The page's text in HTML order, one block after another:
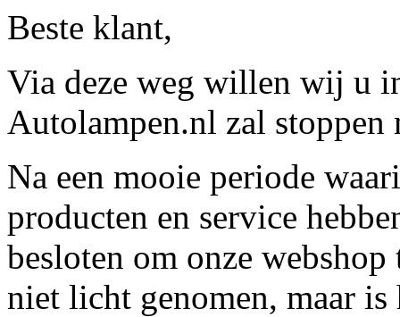
Beste klant,
Via deze weg willen wij u
Autolampen.nl zal stoppen
Na een mooie periode
producten en service
besloten om onze
niet licht genomen, maar